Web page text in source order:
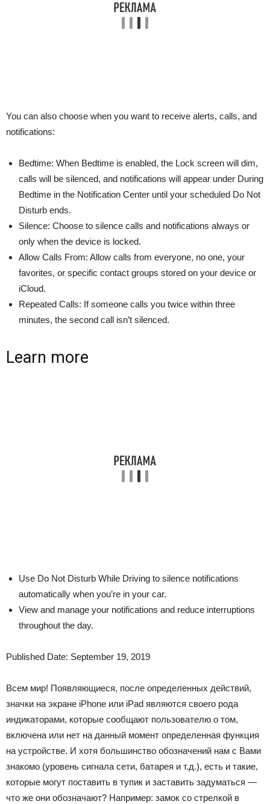
You can also choose when you want to receive alerts, calls, and
notifications:
Bedtime: When Bedtime is enabled, the Lock screen will dim,
calls will be silenced, and notifications will appear under During
Bedtime in the Notification Center until your scheduled Do Not
Disturb ends.
Silence: Choose to silence calls and notifications always or
only when the device is locked.
Allow Calls From: Allow calls from everyone, no one, your
favorites, or specific contact groups stored on your device or
iCloud.
Repeated Calls: If someone calls you twice within three
minutes, the second call isn’t silenced.
Learn more
Use Do Not Disturb While Driving to silence notifications
automatically when you’re in your car.
View and manage your notifications and reduce interruptions
throughout the day.
Published Date: September 19, 2019
Всем мир! Появляющиеся, после определенных действий,
значки на экране iPhone или iPad являются своего рода
индикаторами, которые сообщают пользователю о том,
включена или нет на данный момент определенная функция
на устройстве. И хотя большинство обозначений нам с Вами
знакомо (уровень сигнала сети, батарея и т.д.), есть и такие,
которые могут поставить в тупик и заставить задуматься —
что же они обозначают? Например: замок со стрелкой в